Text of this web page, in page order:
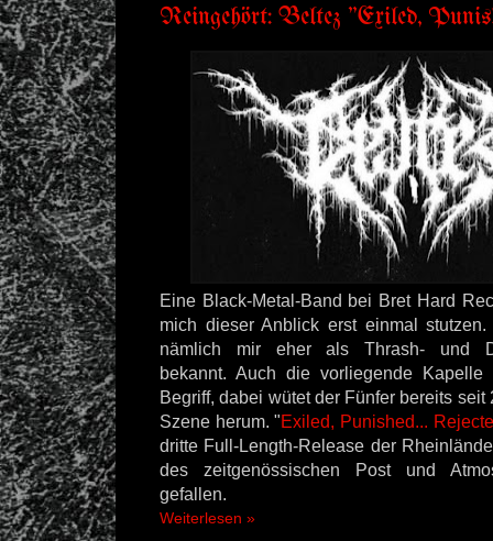
Reingehört: Beltez "Exiled,
Eine Black-Metal-Band bei Bret Hard
mich dieser Anblick erst einmal
nämlich mir eher als Thrash- und
bekannt. Auch die vorliegende Kapelle
Begriff, dabei wütet der Fünfer bereits
Szene herum. "Exiled, Punished...
dritte Full-Length-Release der
des zeitgenössischen Post und
gefallen.
Weiterlesen »